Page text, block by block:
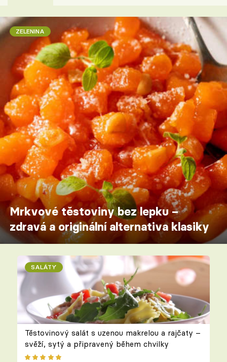
ZELENINA
Mrkvové těstoviny bez lepku –
zdravá a originální alternativa klasiky
SALÁTY
Těstovinový salát s uzenou makrelou a rajčaty –
svěží, sytý a připravený během chvilky